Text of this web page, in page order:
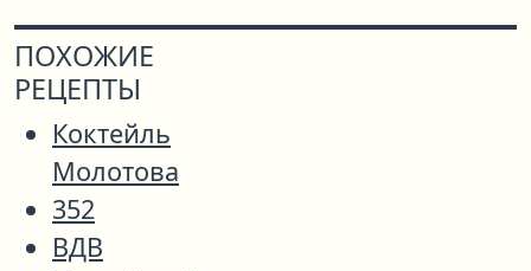
ПОХОЖИЕ
РЕЦЕПТЫ
Коктейль
Молотова
352
ВДВ